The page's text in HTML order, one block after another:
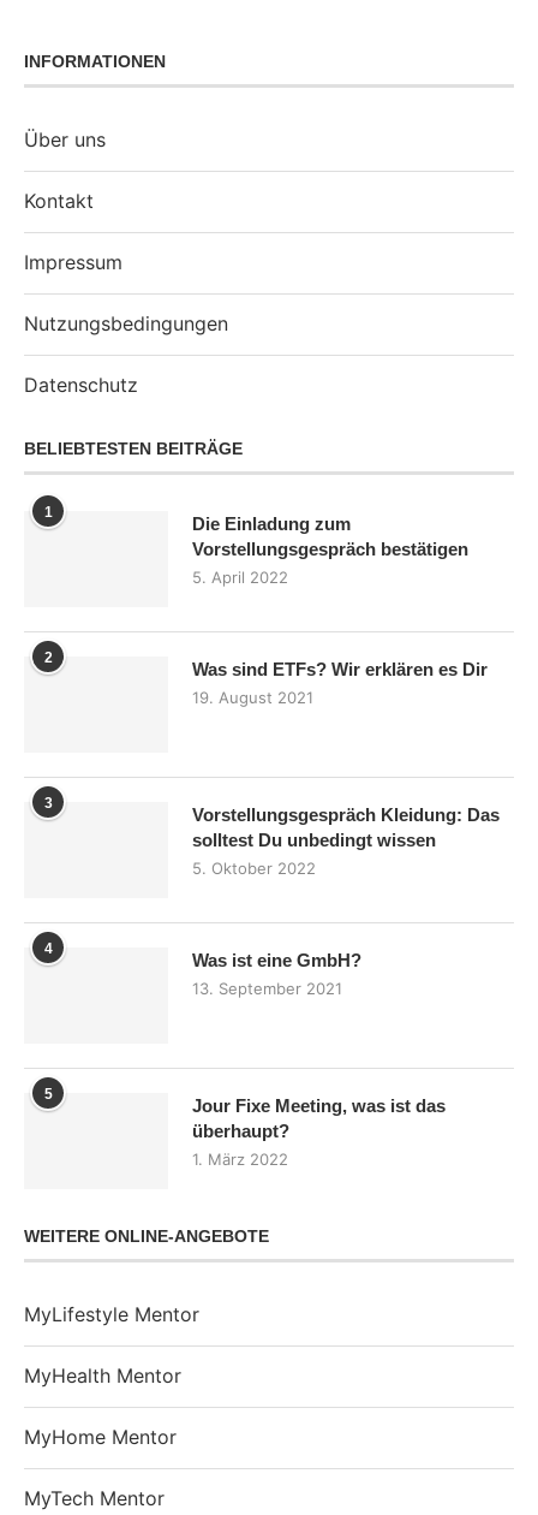
INFORMATIONEN
Über uns
Kontakt
Impressum
Nutzungsbedingungen
Datenschutz
BELIEBTESTEN BEITRÄGE
1
Die Einladung zum
Vorstellungsgespräch bestätigen
5. April 2022
2
Was sind ETFs? Wir erklären es Dir
19. August 2021
3
Vorstellungsgespräch Kleidung: Das
solltest Du unbedingt wissen
5. Oktober 2022
4
Was ist eine GmbH?
13. September 2021
5
Jour Fixe Meeting, was ist das
überhaupt?
1. März 2022
WEITERE ONLINE-ANGEBOTE
MyLifestyle Mentor
MyHealth Mentor
MyHome Mentor
MyTech Mentor